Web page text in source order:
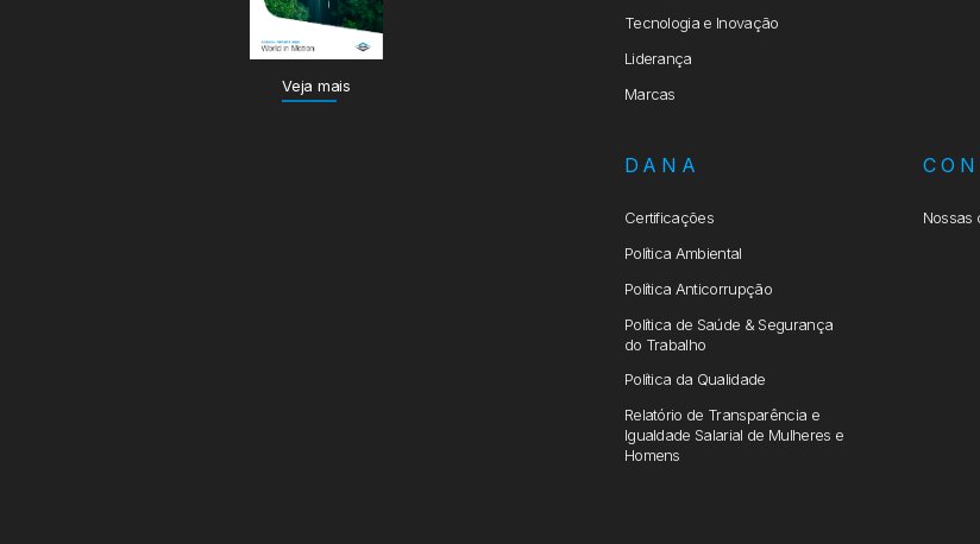
Veja mais
Tecnologia e Inovação
Liderança
Marcas
DANA
Certificações
Política Ambiental
Política Anticorrupção
Política de Saúde & Segurança
do Trabalho
Política da Qualidade
Relatório de Transparência e
Igualdade Salarial de Mulheres e
Homens
Nossas